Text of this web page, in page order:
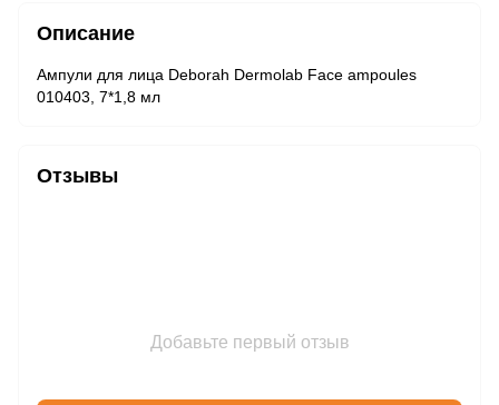
Описание
Ампули для лица Deborah Dermolab Face ampoules
010403, 7*1,8 мл
Отзывы
Добавьте первый отзыв